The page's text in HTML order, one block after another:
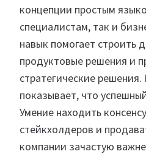
концепции простым
специалистам, так и
навык помогает строить
продуктовые решения и
стратегические
показывает, что
Умение находить
стейкхолдеров и
компании зачастую